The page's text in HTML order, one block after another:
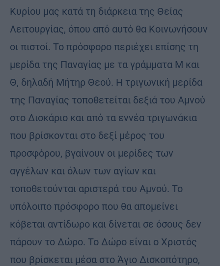
Κυρίου μας κατά τη διάρκεια της Θείας
Λειτουργίας, όπου από αυτό θα Κοινωνήσουν
οι πιστοί. Το πρόσφορο περιέχει επίσης τη
μερίδα της Παναγίας με τα γράμματα Μ και
Θ, δηλαδή Μήτηρ Θεού. Η τριγωνική μερίδα
της Παναγίας τοποθετείται δεξιά του Αμνού
στο Δισκάριο και από τα εννέα τριγωνάκια
που βρίσκονται στο δεξί μέρος του
προσφόρου, βγαίνουν οι μερίδες των
αγγέλων και όλων των αγίων και
τοποθετούνται αριστερά του Αμνού. Το
υπόλοιπο πρόσφορο που θα απομείνει
κόβεται αντίδωρο και δίνεται σε όσους δεν
πάρουν το Δώρο. Το Δώρο είναι ο Χριστός
που βρίσκεται μέσα στο Άγιο Δισκοπότηρο,